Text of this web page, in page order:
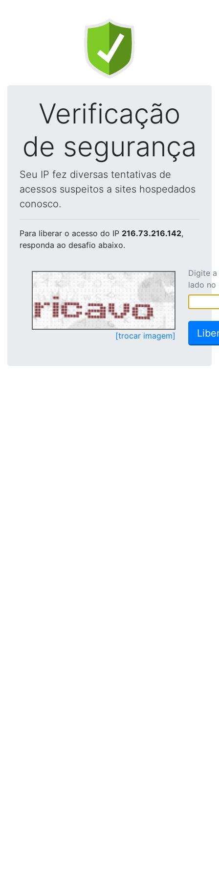
Verificação
de segurança
Seu IP fez diversas tentativas de
acessos suspeitos a sites hospedados
conosco.
Para liberar o acesso do IP 216.73.216.142,
responda ao desafio abaixo.
[trocar imagem]
Digite
lado no